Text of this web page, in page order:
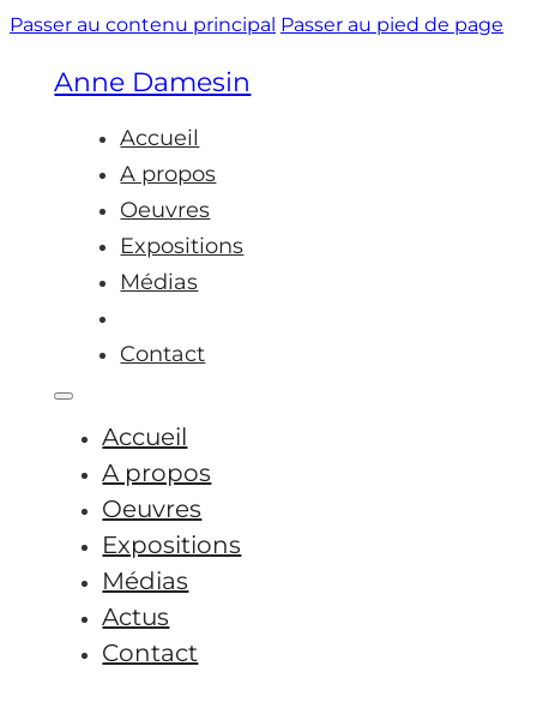
Passer au contenu principal Passer au pied de page
Anne Damesin
Accueil
A propos
Oeuvres
Expositions
Médias
Contact
Accueil
A propos
Oeuvres
Expositions
Médias
Actus
Contact